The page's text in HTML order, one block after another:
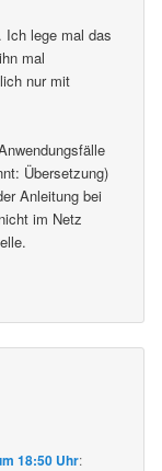
Ich lege mal das
mal
nur mit
Übersetzung)
Anleitung bei
im Netz
18:50 Uhr: